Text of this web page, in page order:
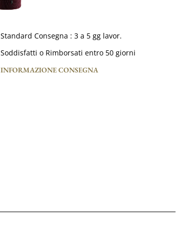
Standard Consegna : 3 a 5 gg lavor.
Soddisfatti o Rimborsati entro 50 giorni
INFORMAZIONE CONSEGNA